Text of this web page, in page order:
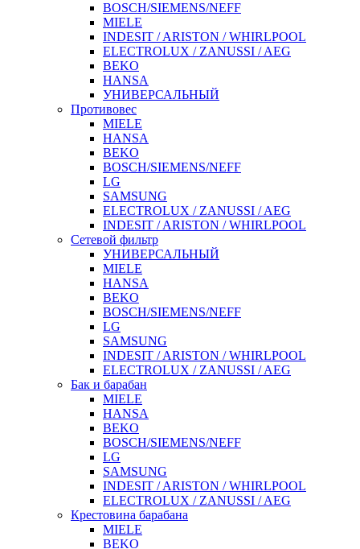
BOSCH/SIEMENS/NEFF
MIELE
INDESIT / ARISTON / WHIRLPOOL
ELECTROLUX / ZANUSSI / AEG
BEKO
HANSA
УНИВЕРСАЛЬНЫЙ
Противовес
MIELE
HANSA
BEKO
BOSCH/SIEMENS/NEFF
LG
SAMSUNG
ELECTROLUX / ZANUSSI / AEG
INDESIT / ARISTON / WHIRLPOOL
Сетевой фильтр
УНИВЕРСАЛЬНЫЙ
MIELE
HANSA
BEKO
BOSCH/SIEMENS/NEFF
LG
SAMSUNG
INDESIT / ARISTON / WHIRLPOOL
ELECTROLUX / ZANUSSI / AEG
Бак и барабан
MIELE
HANSA
BEKO
BOSCH/SIEMENS/NEFF
LG
SAMSUNG
INDESIT / ARISTON / WHIRLPOOL
ELECTROLUX / ZANUSSI / AEG
Крестовина барабана
MIELE
BEKO